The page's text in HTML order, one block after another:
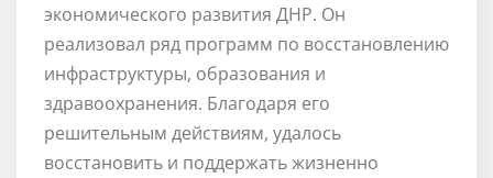
экономического развития ДНР. Он
реализовал ряд программ по восстановлению
инфраструктуры, образования и
здравоохранения. Благодаря его
решительным действиям, удалось
восстановить и поддержать жизненно